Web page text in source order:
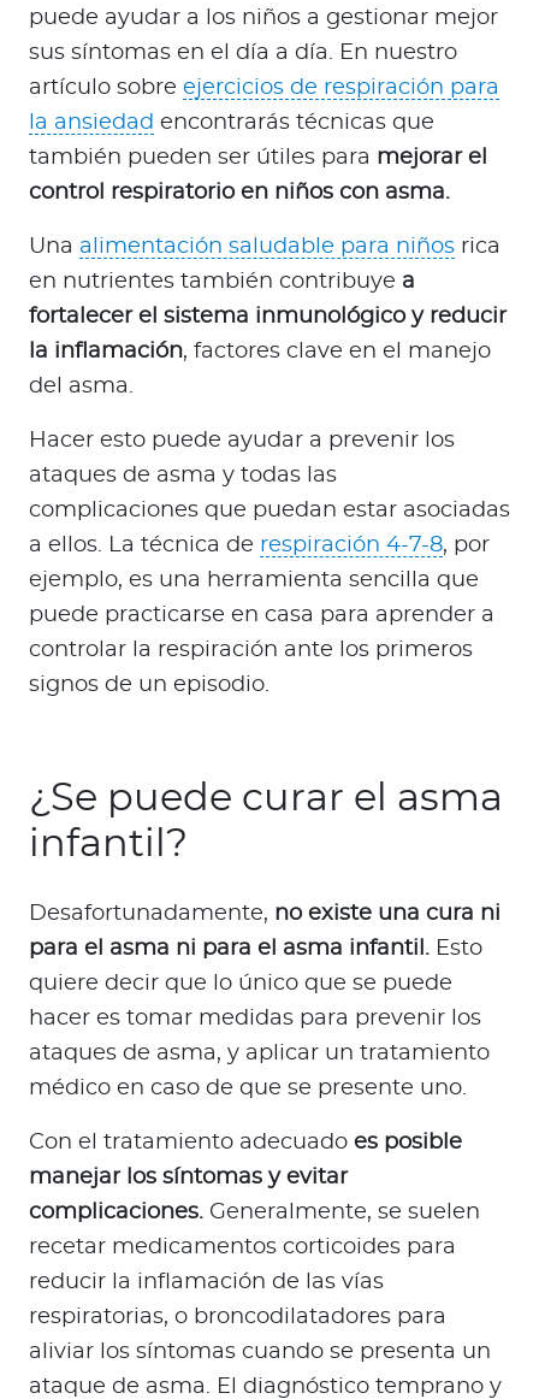
puede ayudar a los niños a gestionar mejor
sus síntomas en el día a día. En nuestro
artículo sobre ejercicios de respiración para
la ansiedad encontrarás técnicas que
también pueden ser útiles para mejorar el
control respiratorio en niños con asma.
Una alimentación saludable para niños rica
en nutrientes también contribuye a
fortalecer el sistema inmunológico y reducir
la inflamación, factores clave en el manejo
del asma.
Hacer esto puede ayudar a prevenir los
ataques de asma y todas las
complicaciones que puedan estar asociadas
a ellos. La técnica de respiración 4-7-8, por
ejemplo, es una herramienta sencilla que
puede practicarse en casa para aprender a
controlar la respiración ante los primeros
signos de un episodio.
¿Se puede curar el asma
infantil?
Desafortunadamente, no existe una cura ni
para el asma ni para el asma infantil. Esto
quiere decir que lo único que se puede
hacer es tomar medidas para prevenir los
ataques de asma, y aplicar un tratamiento
médico en caso de que se presente uno.
Con el tratamiento adecuado es posible
manejar los síntomas y evitar
complicaciones. Generalmente, se suelen
recetar medicamentos corticoides para
reducir la inflamación de las vías
respiratorias, o broncodilatadores para
aliviar los síntomas cuando se presenta un
ataque de asma. El diagnóstico temprano y